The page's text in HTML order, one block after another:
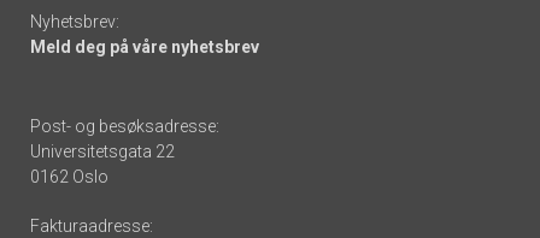
Nyhetsbrev:
Meld deg på våre nyhetsbrev
Post- og besøksadresse:
Universitetsgata 22
0162 Oslo
Fakturaadresse: